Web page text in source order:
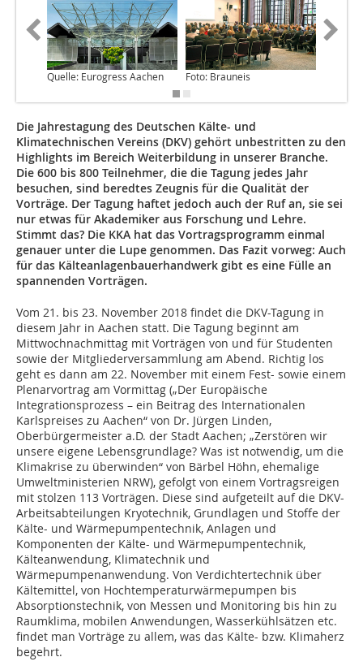
Quelle: Eurogress Aachen Foto: Brauneis
Die Jahrestagung des Deutschen Kälte- und
Klimatechnischen Vereins (DKV) gehört unbestritten zu den
Highlights im Bereich Weiterbildung in unserer Branche.
Die 600 bis 800 Teilnehmer, die die Tagung jedes Jahr
besuchen, sind beredtes Zeugnis für die Qualität der
Vorträge. Der Tagung haftet jedoch auch der Ruf an, sie sei
nur etwas für Akademiker aus Forschung und Lehre.
Stimmt das? Die KKA hat das Vortragsprogramm einmal
genauer unter die Lupe genommen. Das Fazit vorweg: Auch
für das Kälteanlagenbauerhandwerk gibt es eine Fülle an
spannenden Vorträgen.
Vom 21. bis 23. November 2018 findet die DKV-Tagung in
diesem Jahr in Aachen statt. Die Tagung beginnt am
Mittwochnachmittag mit Vorträgen von und für Studenten
sowie der Mitgliederversammlung am Abend. Richtig los
geht es dann am 22. November mit einem Fest- sowie einem
Plenarvortrag am Vormittag („Der Europäische
Integrationsprozess – ein Beitrag des Internationalen
Karlspreises zu Aachen“ von Dr. Jürgen Linden,
Oberbürgermeister a.D. der Stadt Aachen; „Zerstören wir
unsere eigene Lebensgrundlage? Was ist notwendig, um die
Klimakrise zu überwinden“ von Bärbel Höhn, ehemalige
Umweltministerien NRW), gefolgt von einem Vortragsreigen
mit stolzen 113 Vorträgen. Diese sind aufgeteilt auf die DKV-
Arbeitsabteilungen Kryotechnik, Grundlagen und Stoffe der
Kälte- und Wärmepumpentechnik, Anlagen und
Komponenten der Kälte- und Wärmepumpentechnik,
Kälteanwendung, Klimatechnik und
Wärmepumpenanwendung. Von Verdichtertechnik über
Kältemittel, von Hochtemperaturwärmepumpen bis
Absorptionstechnik, von Messen und Monitoring bis hin zu
Raumklima, mobilen Anwendungen, Wasserkühlsätzen etc.
findet man Vorträge zu allem, was das Kälte- bzw. Klimaherz
begehrt.